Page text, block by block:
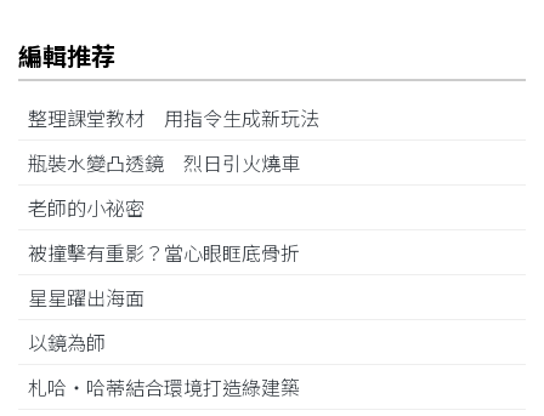
編輯推荐
整理課堂教材 用指令生成新玩法
瓶裝水變凸透鏡 烈日引火燒車
老師的小祕密
被撞擊有重影？當心眼眶底骨折
星星躍出海面
以鏡為師
札哈‧哈蒂結合環境打造綠建築